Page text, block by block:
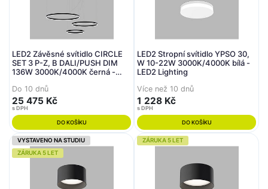
LED2 Závěsné svítidlo CIRCLE
SET 3 P-Z, B DALI/PUSH DIM
136W 3000K/4000K černá -
Do 10 dnů
25 475 Kč
s DPH
DO KOŠÍKU
LED2 Stropní svítidlo YPSO 30,
W 10-22W 3000K/4000K bílá -
LED2 Lighting
Více než 10 dnů
1 228 Kč
s DPH
DO KOŠÍKU
VYSTAVENO NA STUDIU
ZÁRUKA 5 LET
ZÁRUKA 5 LET